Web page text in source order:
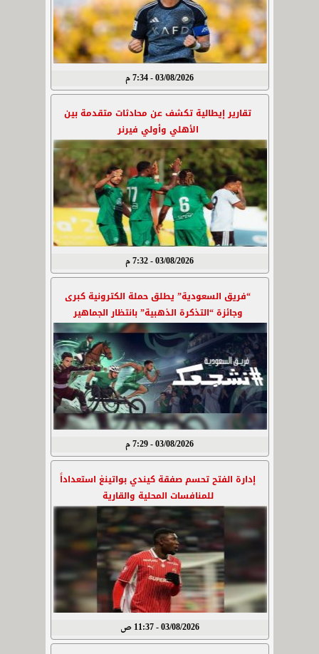
03/08/2026 - 7:34 م
تقارير إيطالية تكشف عن محادثات متقدمة بين
الأهلي وأولي فيرنر
03/08/2026 - 7:32 م
“فريق السعودية” يطلق حملة الكترونية كبرى
وجائزة “التذكرة الذهبية” بانتظار الجماهير
03/08/2026 - 7:29 م
إدارة الفتح تحسم صفقة كيندي بواتينغ استعداداً
للمنافسات المحلية والقارية
03/08/2026 - 11:37 ص